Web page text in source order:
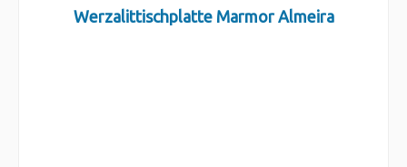
Werzalittischplatte Marmor Almeira